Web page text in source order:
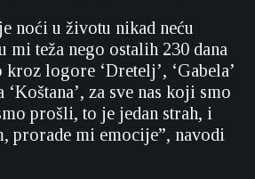
noći u životu nikad neću
mi teža nego ostalih 230 dana
logore ‘Dretelj’, ‘Gabela’
za sve nas koji smo
prošli, to je jedan strah, i
prorade mi emocije”, navodi